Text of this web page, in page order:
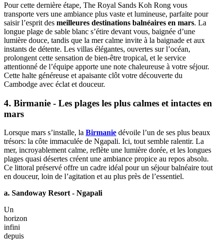
Pour cette dernière étape, The Royal Sands Koh Rong vous
transporte vers une ambiance plus vaste et lumineuse, parfaite pour
saisir l’esprit des meilleures destinations balnéaires en mars. La
longue plage de sable blanc s’étire devant vous, baignée d’une
lumière douce, tandis que la mer calme invite à la baignade et aux
instants de détente. Les villas élégantes, ouvertes sur l’océan,
prolongent cette sensation de bien-être tropical, et le service
attentionné de l’équipe apporte une note chaleureuse à votre séjour.
Cette halte généreuse et apaisante clôt votre découverte du
Cambodge avec éclat et douceur.
4. Birmanie - Les plages les plus calmes et intactes en
mars
Lorsque mars s’installe, la Birmanie dévoile l’un de ses plus beaux
trésors: la côte immaculée de Ngapali. Ici, tout semble ralentir. La
mer, incroyablement calme, reflète une lumière dorée, et les longues
plages quasi désertes créent une ambiance propice au repos absolu.
Ce littoral préservé offre un cadre idéal pour un séjour balnéaire tout
en douceur, loin de l’agitation et au plus près de l’essentiel.
a. Sandoway Resort - Ngapali